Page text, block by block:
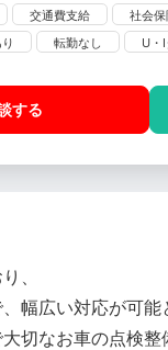
交通費支給 社会
転勤なし U・
する
、
幅広い対応が可能
切なお車の点検整